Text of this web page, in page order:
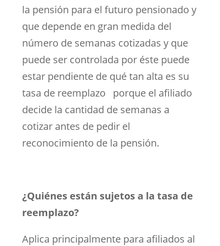
la pensión para el futuro pensionado y
que depende en gran medida del
número de semanas cotizadas y que
puede ser controlada por éste puede
estar pendiente de qué tan alta es su
tasa de reemplazo porque el afiliado
decide la cantidad de semanas a
cotizar antes de pedir el
reconocimiento de la pensión.
¿Quiénes están sujetos a la tasa de
reemplazo?
Aplica principalmente para afiliados al